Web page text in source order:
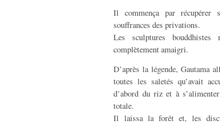
Il commença par récupérer
souffrances des privations.
Les sculptures bouddhistes
complètement amaigri.
D’après la légende, Gautama
toutes les saletés qu’avait
d’abord du riz et à
totale.
Il laissa la forêt et, les